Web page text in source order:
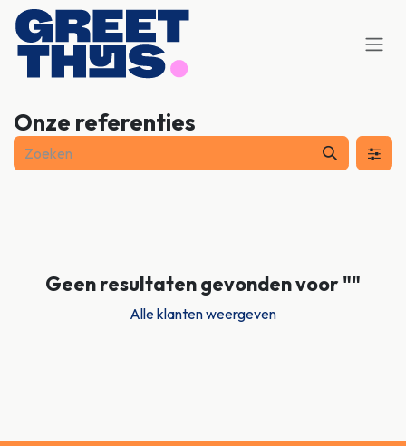
Overslaan naar inhoud
Onze referenties
Geen resultaten gevonden voor ""
Alle klanten weergeven